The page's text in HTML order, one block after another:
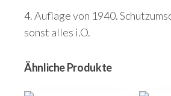
4. Auflage von 1940.
sonst alles i.O.
Ähnliche Produkte